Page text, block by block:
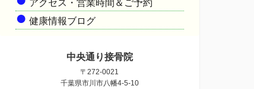
アクセス・営業時間＆ご予約
● 健康情報ブログ
中央通り接骨院
〒272-0021
千葉県市川市八幡4-5-10